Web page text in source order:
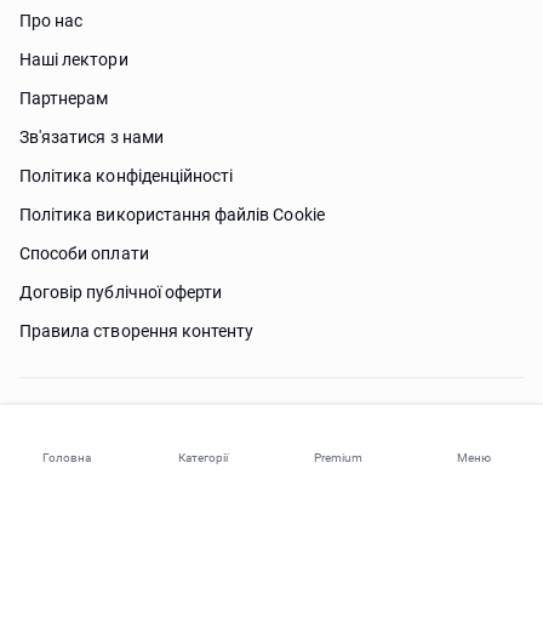
Головна Категорії Premium Меню
Про нас
Наші лектори
Партнерам
Зв'язатися з нами
Політика конфіденційності
Політика використання файлів Сookie
Способи оплати
Договір публічної оферти
Правила створення контенту
Потрібна допомога?